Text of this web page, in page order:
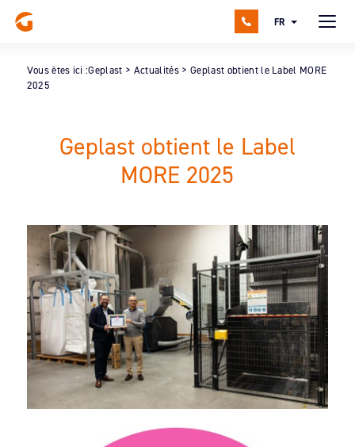
FR
Vous êtes ici :Geplast > Actualités > Geplast obtient le Label MORE
2025
Geplast obtient le Label
MORE 2025